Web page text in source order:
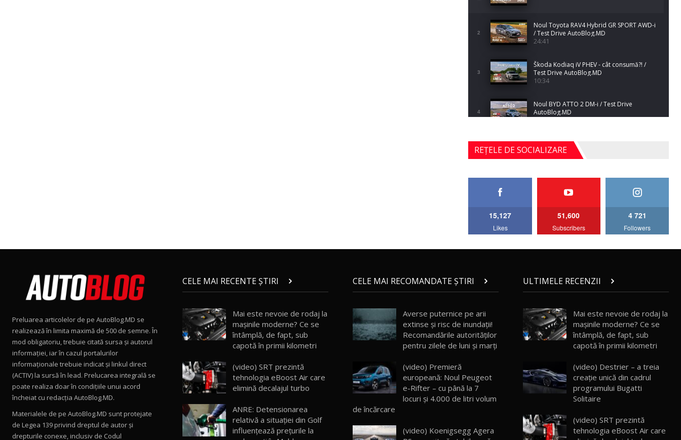
2
Noul Toyota RAV4 Hybrid GR SPORT AWD-i
/ Test Drive AutoBlog.MD
24:41
3
Škoda Kodiaq iV PHEV - cât consumă?! /
Test Drive AutoBlog.MD
10:34
4
Noul BYD ATTO 2 DM-i / Test Drive
AutoBlog.MD
5
Noul Mercedes-Benz S-Class facelift (S 580
4MATIC V223) / Test Drive AutoBlog.MD
27:33
AutoBlog.MD
15:08
15:22
10
Mercedes-AMG E 53 HYBRID 4MATIC+ /
Test Drive AutoBlog.MD
11
Noul Volvo ES90 / Test Drive AutoBlog.MD
27:58
12
Noul MG HS / Test Drive AutoBlog.MD
16:48
REȚELE DE SOCIALIZARE
15,127
Likes
51,600
Subscribers
4 721
Followers
Preluarea articolelor de pe AutoBlog.MD se
realizează în limita maximă de 500 de semne. În
mod obligatoriu, trebuie citată sursa și autorul
informației, iar în cazul portalurilor
informaționale trebuie indicat și linkul direct
(ACTIV) la sursă în lead. Prelucarea integrală se
poate realiza doar în condițiile unui acord
încheiat cu redacţia AutoBlog.MD.
Materialele de pe AutoBlog.MD sunt protejate
de Legea 139 privind dreptul de autor și
drepturile conexe, inclusiv de Codul
CELE MAI RECENTE ȘTIRI
Mai este nevoie de rodaj la
mașinile moderne? Ce se
întâmplă, de fapt, sub
capotă în primii kilometri
(video) SRT prezintă
tehnologia eBoost Air care
elimină decalajul turbo
ANRE: Detensionarea
relativă a situației din Golf
influențează prețurile la
CELE MAI RECOMANDATE ȘTIRI
Averse puternice pe arii
extinse şi risc de inundaţii!
Recomandările autorităților
pentru zilele de luni şi marţi
(video) Premieră
europeană: Noul Peugeot
e-Rifter – cu până la 7
locuri şi 4.000 de litri volum
de încărcare
(video) Koenigsegg Agera
ULTIMELE RECENZII
Mai este nevoie de rodaj la
mașinile moderne? Ce se
întâmplă, de fapt, sub
capotă în primii kilometri
(video) Destrier – a treia
creație unică din cadrul
programului Bugatti
Solitaire
(video) SRT prezintă
tehnologia eBoost Air care